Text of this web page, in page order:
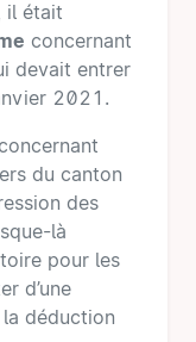
il était
concernant
devait entrer
2021.
du canton
des
là
pour les
d’une
déduction